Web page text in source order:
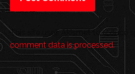
This site uses Akismet to reduce
comment data is processed.